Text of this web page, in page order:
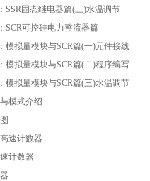
SSR固态继电器篇(三)水温调节
SCR可控硅电力整流器篇
模拟量模块与SCR篇(一)元件接线
模拟量模块与SCR篇(二)程序编写
模拟量模块与SCR篇(三)水温调节
模式介绍
速计数器
计数器